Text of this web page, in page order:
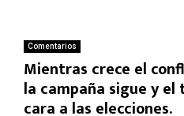
Comentarios
Mientras crece el
la campaña sigue y
cara a las elecciones.